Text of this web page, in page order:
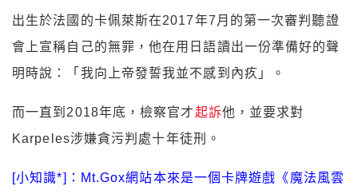
出生於法國的卡佩萊斯在2017年7月的第一次審判聽證
會上宣稱自己的無罪，他在用日語讀出一份準備好的聲
明時說：「我向上帝發誓我並不感到內疚」。
而一直到2018年底，檢察官才起訴他，並要求對
Karpeles涉嫌貪污判處十年徒刑。
[小知識*]：Mt.Gox網站本來是一個卡牌遊戲《魔法風雲